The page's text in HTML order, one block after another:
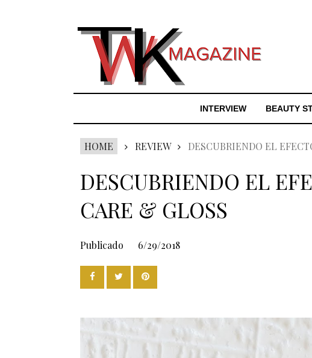
INTERVIEW BEAUTY
HOME REVIEW DESCUBRIENDO EL
DESCUBRIENDO EL
CARE & GLOSS
Publicado 6/29/2018